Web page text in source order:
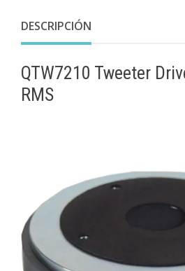
DESCRIPCIÓN
QTW7210 Tweeter
RMS